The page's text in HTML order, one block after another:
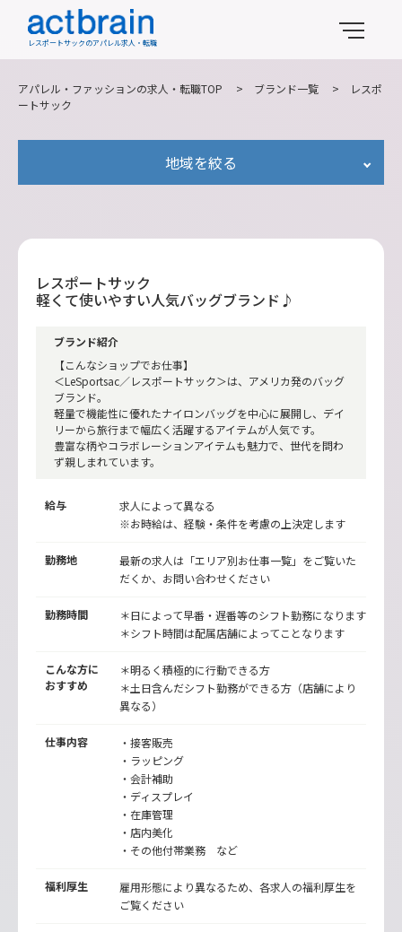
レスポートサックのアパレル求人・転職
アパレル・ファッションの求人・転職TOP > ブランド一覧 >
レスポ
ートサック
地域を絞る
レスポートサック
軽くて使いやすい人気バッグブランド♪
ブランド紹介
【こんなショップでお仕事】
＜LeSportsac／レスポートサック＞は、アメリカ発のバッグ
ブランド。
軽量で機能性に優れたナイロンバッグを中心に展開し、デイ
リーから旅行まで幅広く活躍するアイテムが人気です。
豊富な柄やコラボレーションアイテムも魅力で、世代を問わ
ず親しまれています。
給与
求人によって異なる
※お時給は、経験・条件を考慮の上決定します
勤務地
最新の求人は「エリア別お仕事一覧」をご覧いた
だくか、お問い合わせください
勤務時間
＊日によって早番・遅番等のシフト勤務になります
＊シフト時間は配属店舗によってことなります
こんな方に
おすすめ
＊明るく積極的に行動できる方
＊土日含んだシフト勤務ができる方（店舗により
異なる）
仕事内容
・接客販売
・ラッピング
・会計補助
・ディスプレイ
・在庫管理
・店内美化
・その他付帯業務 など
福利厚生
雇用形態により異なるため、各求人の福利厚生を
ご覧ください